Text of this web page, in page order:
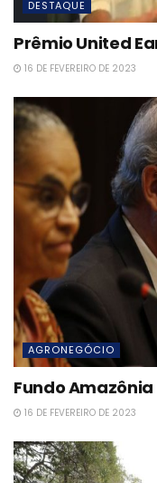
DESTAQUE
Prêmio United
16 DE FEVEREIRO DE 2023
AGRONEGÓCIO
Fundo
16 DE FEVEREIRO DE 2023